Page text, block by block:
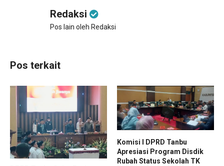
Redaksi
Pos lain oleh Redaksi
Pos terkait
Komisi I DPRD Tanbu
Apresiasi Program Disdik
Rubah Status Sekolah TK